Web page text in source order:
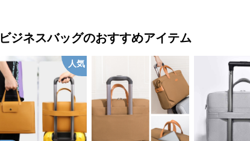
ビジネスバッグのおすすめアイテム
人気